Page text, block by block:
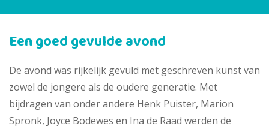
Een goed gevulde avond
De avond was rijkelijk gevuld met geschreven kunst van
zowel de jongere als de oudere generatie. Met
bijdragen van onder andere Henk Puister, Marion
Spronk, Joyce Bodewes en Ina de Raad werden de